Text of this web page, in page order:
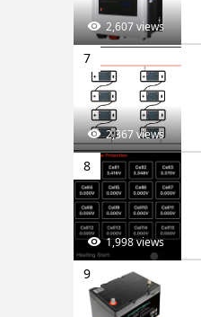
2,607 views
7
2,367 views
8
1,998 views
9